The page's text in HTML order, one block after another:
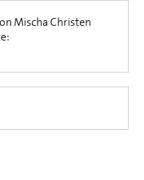
Mischa Christen